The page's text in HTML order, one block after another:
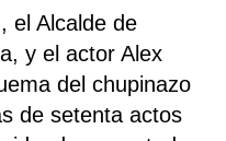
el Alcalde de
y el actor Alex
del chupinazo
de setenta actos